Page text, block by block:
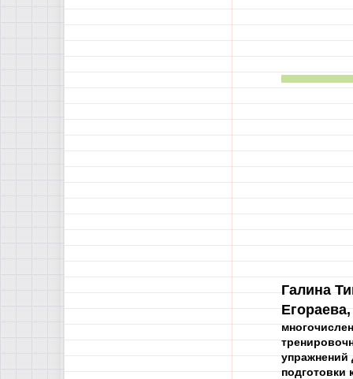
Галина
Егораева,
упражнений
подготовки